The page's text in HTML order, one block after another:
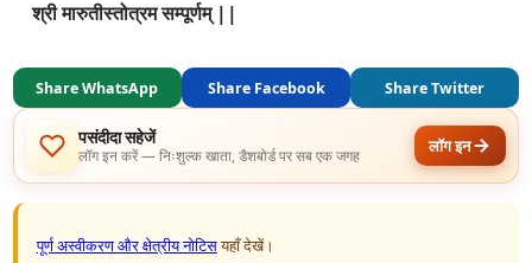
श्री मारुतीस्तोत्रम सम्पूर्णम् ||
Share WhatsApp Share Facebook Share Twitter
पसंदीदा सहेजें
लॉग इन करें — निःशुल्क खाता, डैशबोर्ड पर सब एक जगह लॉग इन
पूर्ण अस्वीकरण और क्षेत्रीय नोटिसयहाँ देखें।